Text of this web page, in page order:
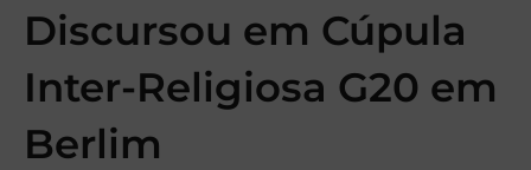
Discursou em Cúpula
Inter-Religiosa G20 em
Berlim